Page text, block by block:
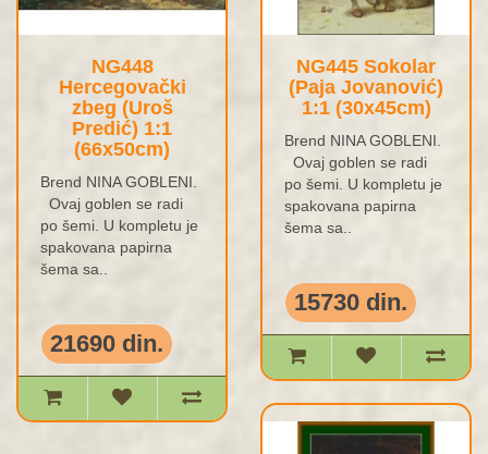
NG448
Hercegovački
zbeg (Uroš
Predić) 1:1
(66x50cm)
Brend NINA GOBLENI.
Ovaj goblen se radi
po šemi. U kompletu je
spakovana papirna
šema sa..
21690 din.
NG445 Sokolar
(Paja Jovanović)
1:1 (30x45cm)
Brend NINA GOBLENI.
Ovaj goblen se radi
po šemi. U kompletu je
spakovana papirna
šema sa..
15730 din.